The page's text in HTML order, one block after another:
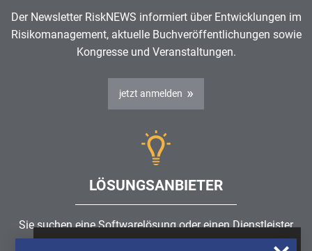
Der Newsletter RiskNEWS informiert über Entwicklungen im
Risikomanagement, aktuelle Buchveröffentlichungen sowie
Kongresse und Veranstaltungen.
jetzt anmelden
LÖSUNGSANBIETER
Sie suchen eine Softwarelösung oder einen Dienstleister
rund um die ThemenRisikomanagement,GRC, IKS oder